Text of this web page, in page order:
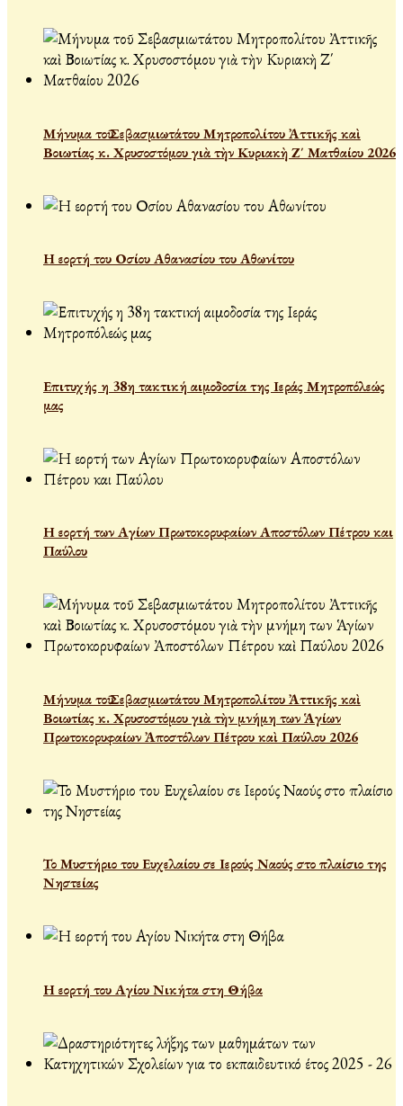
Μήνυμα τοῦ Σεβασμιωτάτου Μητροπολίτου Ἀττικῆς καὶ
Βοιωτίας κ. Χρυσοστόμου γιὰ τὴν Κυριακὴ Ζ΄ Ματθαίου 2026
Η εορτή του Οσίου Αθανασίου του Αθωνίτου
Επιτυχής η 38η τακτική αιμοδοσία της Ιεράς Μητροπόλεώς
μας
Η εορτή των Αγίων Πρωτοκορυφαίων Αποστόλων Πέτρου και
Παύλου
Μήνυμα τοῦ Σεβασμιωτάτου Μητροπολίτου Ἀττικῆς καὶ
Βοιωτίας κ. Χρυσοστόμου γιὰ τὴν μνήμη των Ἁγίων
Πρωτοκορυφαίων Ἀποστόλων Πέτρου καὶ Παύλου 2026
Το Μυστήριο του Ευχελαίου σε Ιερούς Ναούς στο πλαίσιο της
Νηστείας
Η εορτή του Αγίου Νικήτα στη Θήβα